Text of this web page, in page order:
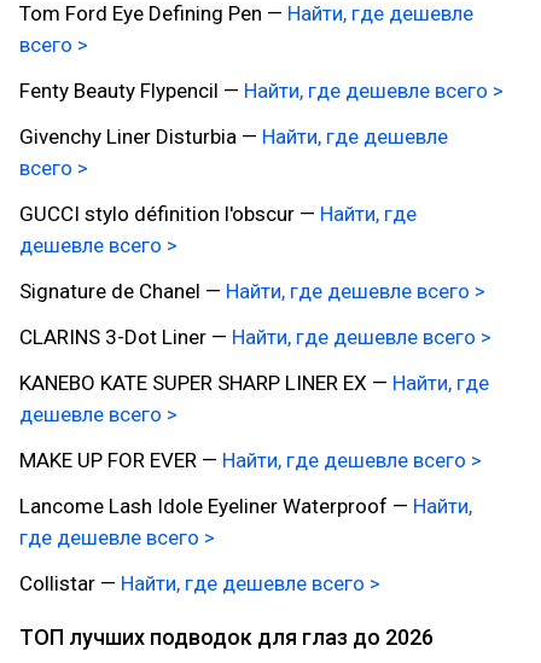
Tom Ford Eye Defining Pen — Найти, где дешевле
всего >
Fenty Beauty Flypencil — Найти, где дешевле всего >
Givenchy Liner Disturbia — Найти, где дешевле
всего >
GUCCI stylo définition l'obscur — Найти, где
дешевле всего >
Signature de Chanel — Найти, где дешевле всего >
CLARINS 3-Dot Liner — Найти, где дешевле всего >
KANEBO KATE SUPER SHARP LINER EX — Найти, где
дешевле всего >
MAKE UP FOR EVER — Найти, где дешевле всего >
Lancome Lash Idole Eyeliner Waterproof — Найти,
где дешевле всего >
Collistar — Найти, где дешевле всего >
ТОП лучших подводок для глаз до 2026